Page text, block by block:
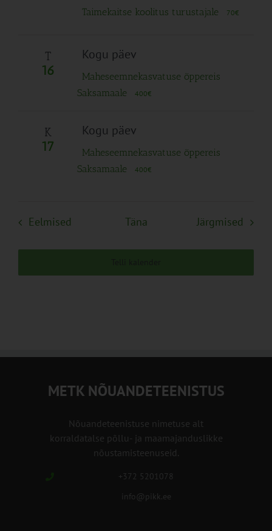
Taimekaitse koolitus turustajale 70€
T
16
Kogu päev
Maheseemnekasvatuse õppereis
Saksamaale
400€
K
17
Kogu päev
Maheseemnekasvatuse õppereis
Saksamaale
400€
Eelmised SündmusedTäna Järgmised
METK NÕUANDETEENISTUS
Nõuandeteenistuse nimetuse alt
korraldatalse põllu- ja maamajanduslikke
nõustamisteenuseid.
+372 5201078
info@pikk.ee